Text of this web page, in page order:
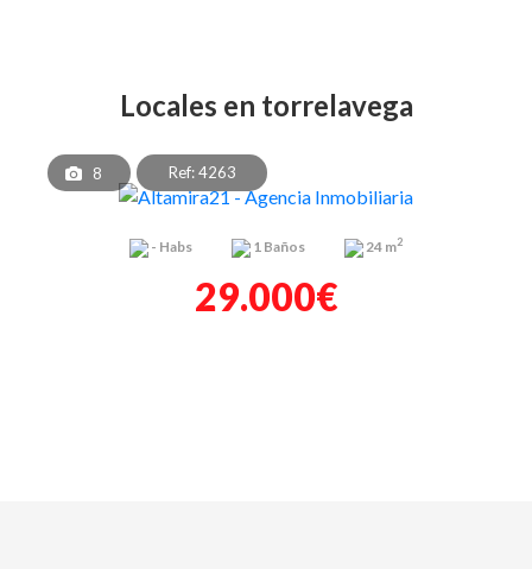
locales en torrelavega
8 Ref: 4263
- Habs 1 Baños 24 m2
29.000€